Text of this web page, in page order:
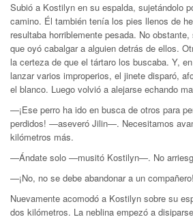
Subió a Kostilyn en su espalda, sujetándolo
camino. Él también tenía los pies llenos de
resultaba horriblemente pesada. No
que oyó cabalgar a alguien detrás de ellos.
la certeza de que el tártaro los buscaba. Y,
lanzar varios improperios, el jinete disparó,
el blanco. Luego volvió a alejarse echando
—¡Ese perro ha ido en busca de otros para
perdidos! —aseveró Jilin—. Necesitamos
kilómetros más.
—Ándate solo —musitó Kostilyn—. No
—¡No, no se debe abandonar a un compañero!
Nuevamente acomodó a Kostilyn sobre su
dos kilómetros. La neblina empezó a